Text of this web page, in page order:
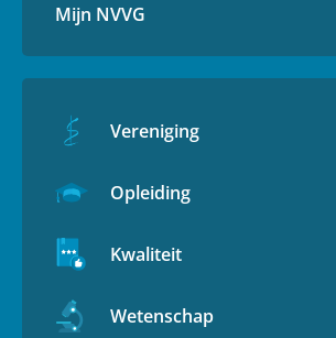
Mijn NVVG
Vereniging
Opleiding
Kwaliteit
Wetenschap